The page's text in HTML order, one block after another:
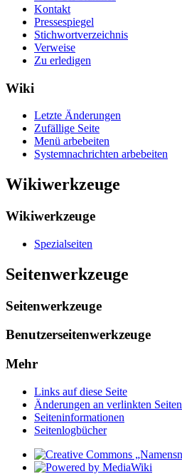
Kontakt
Pressespiegel
Stichwortverzeichnis
Verweise
Zu erledigen
Wiki
Letzte Änderungen
Zufällige Seite
Menü arbebeiten
Systemnachrichten arbebeiten
Wikiwerkzeuge
Wikiwerkzeuge
Spezialseiten
Seitenwerkzeuge
Seitenwerkzeuge
Benutzerseitenwerkzeuge
Mehr
Links auf diese Seite
Änderungen an verlinkten Seiten
Seiten­­informationen
Seitenlogbücher